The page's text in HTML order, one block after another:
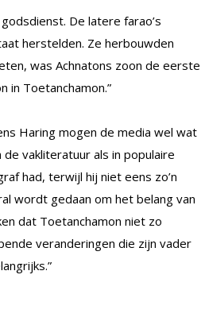
De latere farao’s
herstelden. Ze herbouwden
was Achnatons zoon de eerste
in Toetanchamon.”
Haring mogen de media wel wat
vakliteratuur als in populaire
had, terwijl hij niet eens zo’n
wordt gedaan om het belang van
dat Toetanchamon niet zo
veranderingen die zijn vader